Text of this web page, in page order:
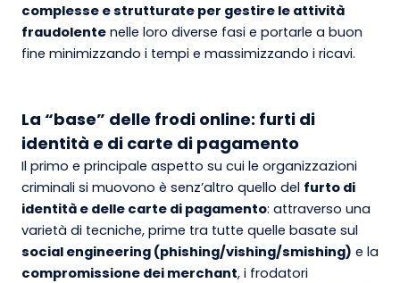
complesse e strutturate per gestire le attività
fraudolente nelle loro diverse fasi e portarle a buon
fine minimizzando i tempi e massimizzando i ricavi.
La “base” delle frodi online: furti di
identità e di carte di pagamento
Il primo e principale aspetto su cui le organizzazioni
criminali si muovono è senz’altro quello del furto di
identità e delle carte di pagamento: attraverso una
varietà di tecniche, prime tra tutte quelle basate sul
social engineering (phishing/vishing/smishing) e la
compromissione dei merchant, i frodatori